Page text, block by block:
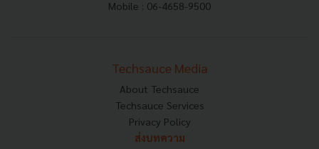
Mobile : 06-4658-9500
Techsauce Media
About Techsauce
Techsauce Services
Privacy Policy
ส่งบทความ